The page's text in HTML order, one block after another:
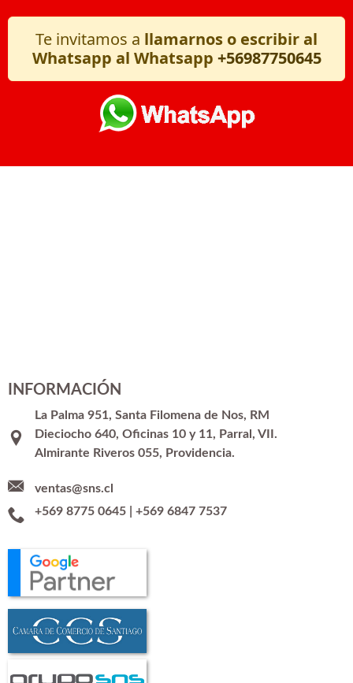
Te invitamos a llamarnos o escribir al
Whatsapp al Whatsapp +56987750645
INFORMACIÓN
La Palma 951, Santa Filomena de Nos, RM
Dieciocho 640, Oficinas 10 y 11, Parral, VII.
Almirante Riveros 055, Providencia.
ventas@sns.cl
+569 8775 0645| +569 6847 7537